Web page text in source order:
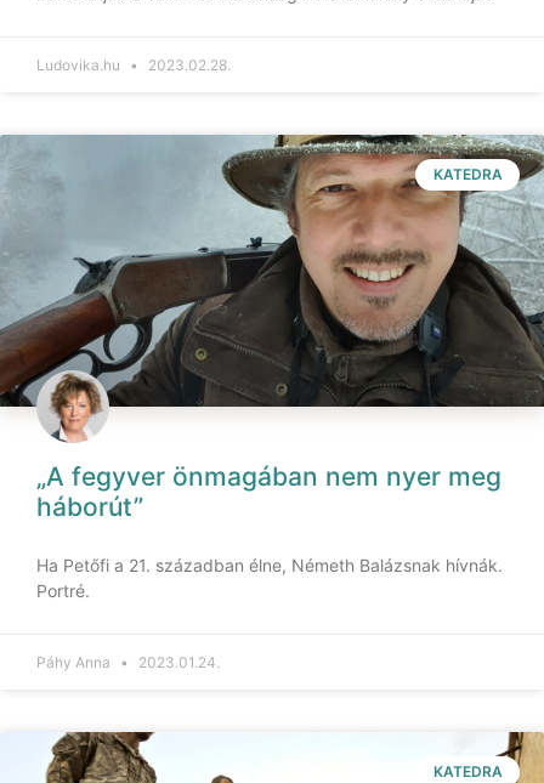
Ludovika.hu 2023.02.28.
KATEDRA
„A fegyver önmagában nem nyer meg
háborút”
Ha Petőfi a 21. században élne, Németh Balázsnak hívnák.
Portré.
Páhy Anna 2023.01.24.
KATEDRA